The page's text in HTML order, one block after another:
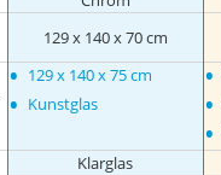
129 x 140 x 70 cm
• 129 x 140 x 75 cm
• Kunstglas
•
•
•
Klarglas